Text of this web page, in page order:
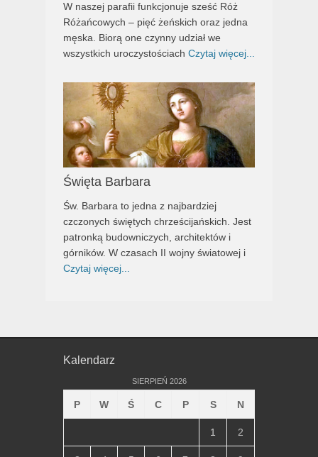
W naszej parafii funkcjonuje sześć Róż
Różańcowych – pięć żeńskich oraz jedna
męska. Biorą one czynny udział we
wszystkich uroczystościach Czytaj więcej...
Święta Barbara
Św. Barbara to jedna z najbardziej
czczonych świętych chrześcijańskich. Jest
patronką budowniczych, architektów i
górników. W czasach II wojny światowej i
Czytaj więcej...
Kalendarz
SIERPIEŃ 2026
P W Ś C P S N
1 2